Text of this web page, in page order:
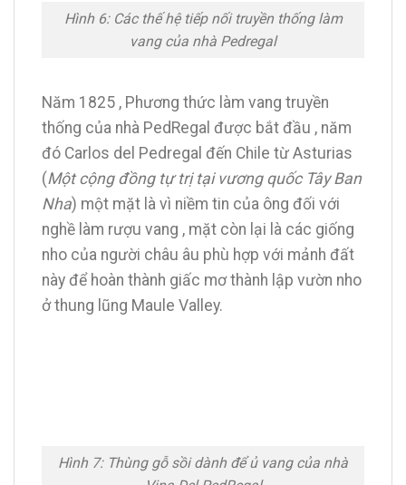
Hình 6: Các thế hệ tiếp nối truyền thống làm
vang của nhà Pedregal
Năm 1825 , Phương thức làm vang truyền
thống của nhà PedRegal được bắt đầu , năm
đó Carlos del Pedregal đến Chile từ Asturias
(Một cộng đồng tự trị tại vương quốc Tây Ban
Nha) một mặt là vì niềm tin của ông đối với
nghề làm rượu vang , mặt còn lại là các giống
nho của người châu âu phù hợp với mảnh đất
này để hoàn thành giấc mơ thành lập vườn nho
ở thung lũng Maule Valley.
Hình 7: Thùng gỗ sồi dành để ủ vang của nhà